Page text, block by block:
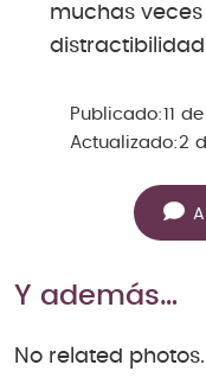
muchas
Publicado:11
Actualizado:2
Y además…
No related photos.